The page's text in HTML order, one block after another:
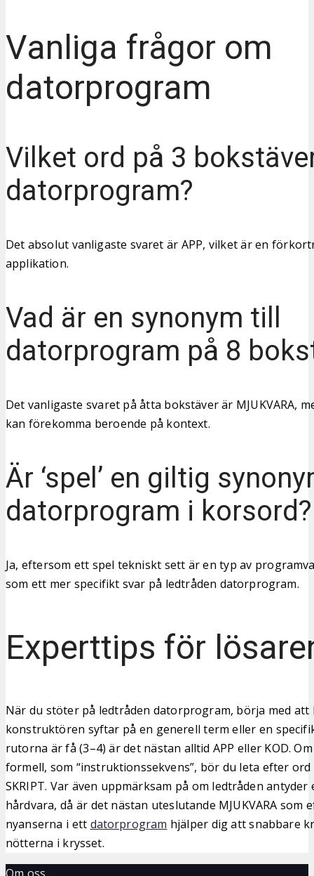
Vanliga frågor om
datorprogram
Vilket ord på 3
datorprogram?
Det absolut vanligaste svaret är APP, vilket är en
applikation.
Vad är en synonym till
datorprogram på 8
Det vanligaste svaret på åtta bokstäver är MJUKVARA,
kan förekomma beroende på kontext.
Är ‘spel’ en giltig
datorprogram i korsord?
Ja, eftersom ett spel tekniskt sett är en typ av
som ett mer specifikt svar på ledtråden datorprogram.
Experttips för
När du stöter på ledtråden datorprogram, börja med
konstruktören syftar på en generell term eller en
rutorna är få (3–4) är det nästan alltid APP eller KOD.
formell, som “instruktionssekvens”, bör du leta efter ord
SKRIPT. Var även uppmärksam på om ledtråden
hårdvara, då är det nästan uteslutande MJUKVARA som
nyanserna i ett datorprogram hjälper dig att snabbare
nötterna i krysset.